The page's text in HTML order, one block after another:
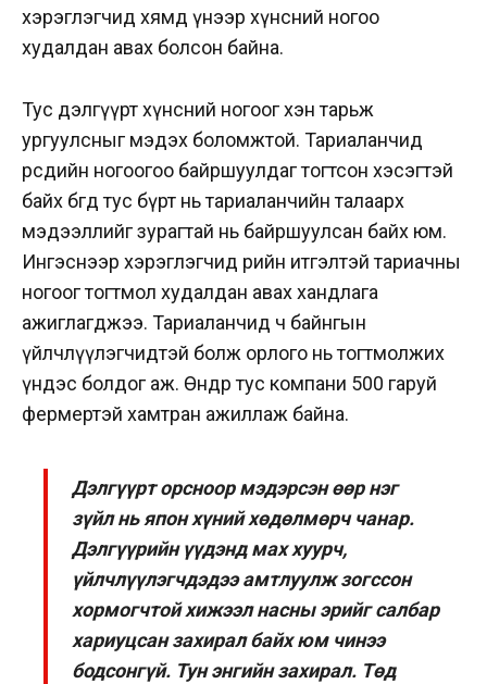
хэрэглэгчид хямд үнээр хүнсний ногоо
худалдан авах болсон байна.
Тус дэлгүүрт хүнсний ногоог хэн тарьж
ургуулсныг мэдэх боломжтой. Тариаланчид
өөрсдийн ногоогоо байршуулдаг тогтсон хэсэгтэй
байх бөгөөд тус бүрт нь тариаланчийн талаарх
мэдээллийг зурагтай нь байршуулсан байх юм.
Ингэснээр хэрэглэгчид өөрийн итгэлтэй тариачны
ногоог тогтмол худалдан авах хандлага
ажиглагджээ. Тариаланчид ч байнгын
үйлчлүүлэгчидтэй болж орлого нь тогтмолжих
үндэс болдог аж. Өнөөдөр тус компани 500 гаруй
фермертэй хамтран ажиллаж байна.
Дэлгүүрт орсноор мэдэрсэн өөр нэг
зүйл нь япон хүний хөдөлмөрч чанар.
Дэлгүүрийн үүдэнд мах хуурч,
үйлчлүүлэгчдэдээ амтлуулж зогссон
хормогчтой хижээл насны эрийг салбар
хариуцсан захирал байх юм чинээ
бодсонгүй. Тун энгийн захирал. Төд